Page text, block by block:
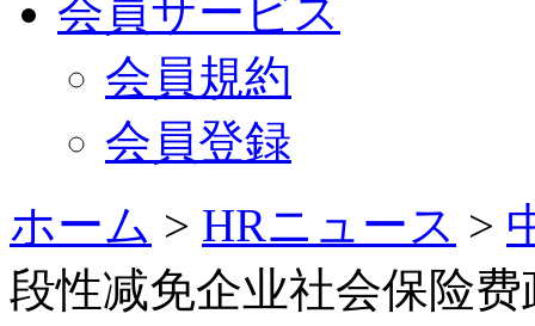
会員サービス
会員規約
会員登録
ホーム > HRニュース >
段性减免企业社会保险